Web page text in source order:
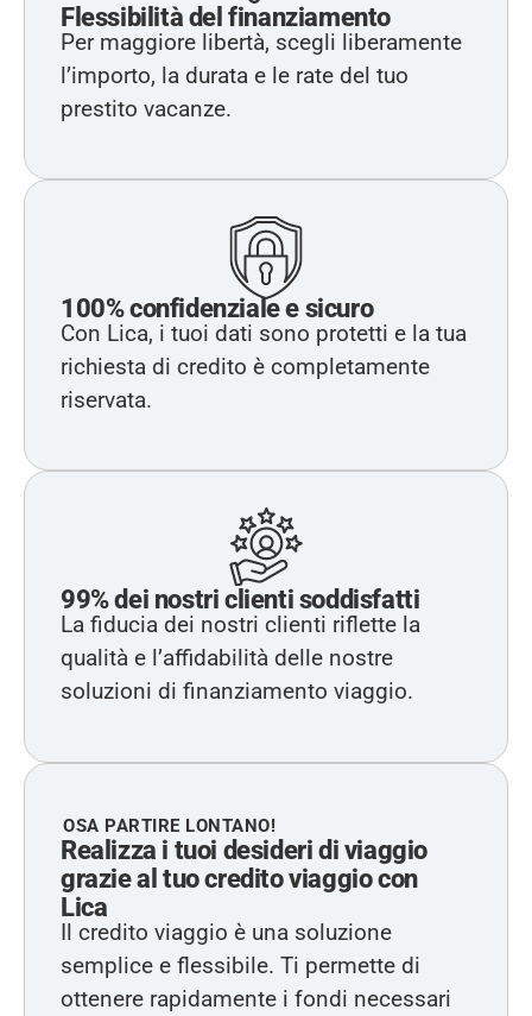
Flessibilità del finanziamento
Per maggiore libertà, scegli liberamente
l’importo, la durata e le rate del tuo
prestito vacanze.
100% confidenziale e sicuro
Con Lica, i tuoi dati sono protetti e la tua
richiesta di credito è completamente
riservata.
99% dei nostri clienti soddisfatti
La fiducia dei nostri clienti riflette la
qualità e l’affidabilità delle nostre
soluzioni di finanziamento viaggio.
OSA PARTIRE LONTANO!
Realizza i tuoi desideri di viaggio
grazie al tuo credito viaggio con
Lica
Il credito viaggio è una soluzione
semplice e flessibile. Ti permette di
ottenere rapidamente i fondi necessari